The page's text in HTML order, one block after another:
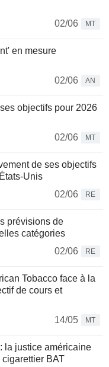
02/06
MT
en mesure
02/06
AN
objectifs pour 2026
02/06
MT
de ses objectifs
Unis
02/06
RE
prévisions de
catégories
02/06
RE
Tobacco face à la
de cours et
14/05
MT
la justice américaine
BAT